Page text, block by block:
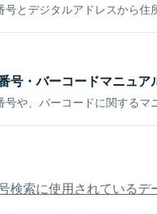
号とデジタルアドレスから住
号・バーコードマニュア
号や、バーコードに関するマ
検索に使用されているデ